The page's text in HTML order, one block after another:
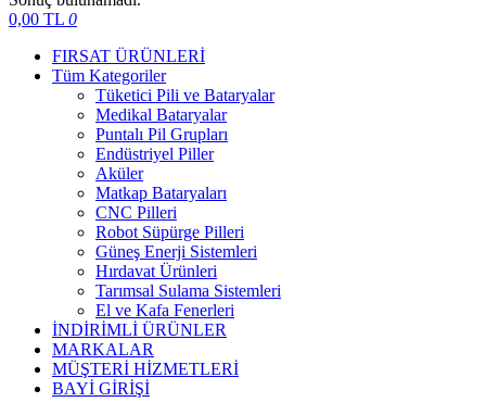
0,00 TL 0
FIRSAT ÜRÜNLERİ
Tüm Kategoriler
Tüketici Pili ve Bataryalar
Medikal Bataryalar
Puntalı Pil Grupları
Endüstriyel Piller
Aküler
Matkap Bataryaları
CNC Pilleri
Robot Süpürge Pilleri
Güneş Enerji Sistemleri
Hırdavat Ürünleri
Tarımsal Sulama Sistemleri
El ve Kafa Fenerleri
İNDİRİMLİ ÜRÜNLER
MARKALAR
MÜŞTERİ HİZMETLERİ
BAYİ GİRİŞİ